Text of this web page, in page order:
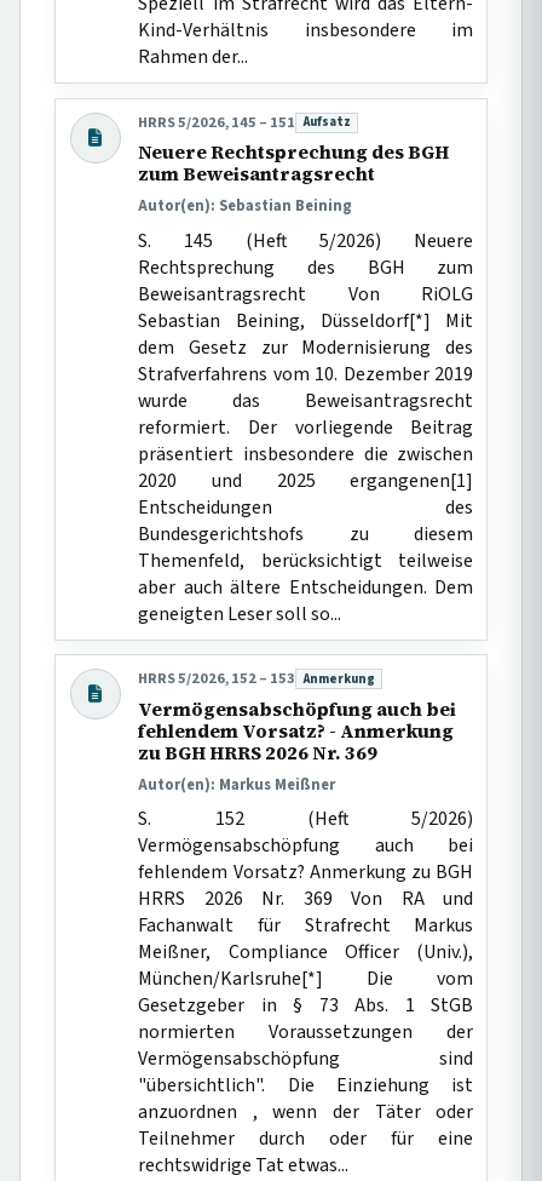
Kind-Verhältnis insbesondere im
Rahmen der...
HRRS 5/2026, 145 – 151 Beitragsart:
Aufsatz
Neuere Rechtsprechung des BGH
zum Beweisantragsrecht
Autor(en): Sebastian Beining
S. 145 (Heft 5/2026) Neuere
Rechtsprechung des BGH zum
Beweisantragsrecht Von RiOLG
Sebastian Beining, Düsseldorf[*] Mit
dem Gesetz zur Modernisierung des
Strafverfahrens vom 10. Dezember 2019
wurde das Beweisantragsrecht
reformiert. Der vorliegende Beitrag
präsentiert insbesondere die zwischen
2020 und 2025 ergangenen[1]
Entscheidungen des
Bundesgerichtshofs zu diesem
Themenfeld, berücksichtigt teilweise
aber auch ältere Entscheidungen. Dem
geneigten Leser soll so...
HRRS 5/2026, 152 – 153 Beitragsart:
Anmerkung
Vermögensabschöpfung auch bei
fehlendem Vorsatz? - Anmerkung
zu BGH HRRS 2026 Nr. 369
Autor(en): Markus Meißner
S. 152 (Heft 5/2026)
Vermögensabschöpfung auch bei
fehlendem Vorsatz? Anmerkung zu BGH
HRRS 2026 Nr. 369 Von RA und
Fachanwalt für Strafrecht Markus
Meißner, Compliance Officer (Univ.),
München/Karlsruhe[*] Die vom
Gesetzgeber in § 73 Abs. 1 StGB
normierten Voraussetzungen der
Vermögensabschöpfung sind
"übersichtlich". Die Einziehung ist
anzuordnen , wenn der Täter oder
Teilnehmer durch oder für eine
rechtswidrige Tat etwas...